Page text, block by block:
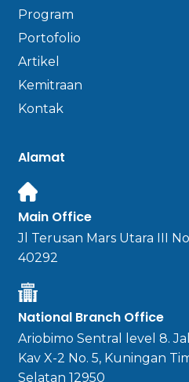
Program
Portofolio
Artikel
Kemitraan
Kontak
Alamat
Main Office
Jl Terusan Mars Utara III
40292
National Branch Office
Ariobimo Sentral level 8.
Kav X-2 No. 5, Kuningan
Selatan 12950